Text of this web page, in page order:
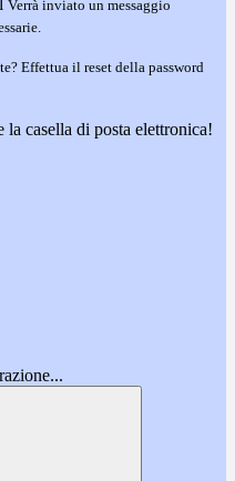
Verrà inviato un messaggio
Effettua il reset della password
casella di posta elettronica!